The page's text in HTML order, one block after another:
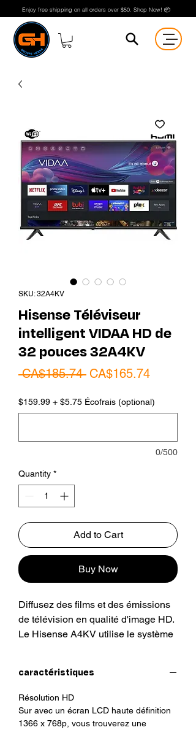
Enjoy free shipping on all orders over $50. Shop Now! 📦
SKU: 32A4KV
Hisense Téléviseur
intelligent VIDAA HD de
32 pouces 32A4KV
CA$185.74 Regular
CA$165.74Sale
$159.99 + $5.75 Écofrais (optional)
0/500
Quantity *
Add to Cart
Buy Now
Diffusez des films et des émissions
de télévision en qualité d'image HD.
Le Hisense A4KV utilise le système
C’est le système d’exploitation
propriétaire des téléviseurs
intelligents Hisense. Conçu à
l’origine au Canada, il est
caractéristiques
Résolution HD
Sur avec un écran LCD haute définition
1366 x 768p, vous trouverez une